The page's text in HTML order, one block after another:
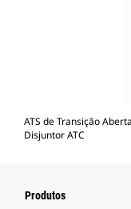
ATS de Transição
Disjuntor ATC
Produtos